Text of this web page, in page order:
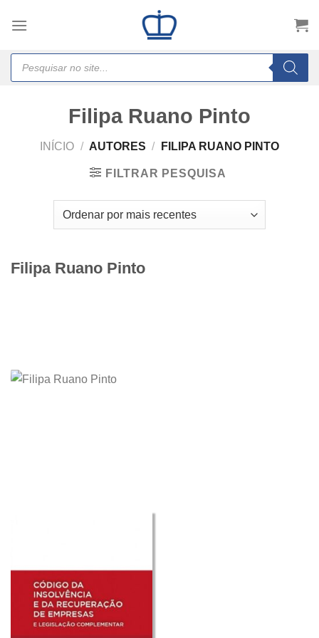
Products
search
Filipa Ruano Pinto
INÍCIO / AUTORES / FILIPA RUANO PINTO
FILTRAR PESQUISA
Filipa Ruano Pinto